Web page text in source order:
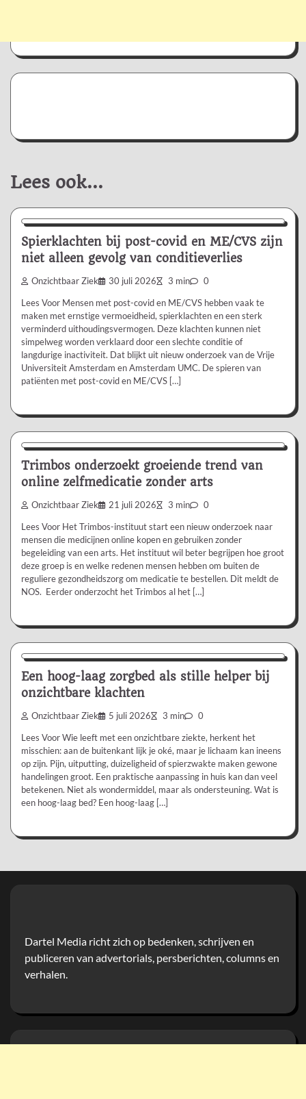
Lees ook...
Nieuws/Informatie
Spierklachten bij post-covid en ME/CVS zijn
niet alleen gevolg van conditieverlies
Onzichtbaar Ziek 30 juli 2026 3 min 0
Lees Voor Mensen met post-covid en ME/CVS hebben vaak te
maken met ernstige vermoeidheid, spierklachten en een sterk
verminderd uithoudingsvermogen. Deze klachten kunnen niet
simpelweg worden verklaard door een slechte conditie of
langdurige inactiviteit. Dat blijkt uit nieuw onderzoek van de Vrije
Universiteit Amsterdam en Amsterdam UMC. De spieren van
patiënten met post-covid en ME/CVS […]
Nieuws/Informatie
Trimbos onderzoekt groeiende trend van
online zelfmedicatie zonder arts
Onzichtbaar Ziek 21 juli 2026 3 min 0
Lees Voor Het Trimbos-instituut start een nieuw onderzoek naar
mensen die medicijnen online kopen en gebruiken zonder
begeleiding van een arts. Het instituut wil beter begrijpen hoe groot
deze groep is en welke redenen mensen hebben om buiten de
reguliere gezondheidszorg om medicatie te bestellen. Dit meldt de
NOS. Eerder onderzocht het Trimbos al het […]
Aanbevolen
Een hoog-laag zorgbed als stille helper bij
onzichtbare klachten
Onzichtbaar Ziek 5 juli 2026 3 min 0
Lees Voor Wie leeft met een onzichtbare ziekte, herkent het
misschien: aan de buitenkant lijk je oké, maar je lichaam kan ineens
op zijn. Pijn, uitputting, duizeligheid of spierzwakte maken gewone
handelingen groot. Een praktische aanpassing in huis kan dan veel
betekenen. Niet als wondermiddel, maar als ondersteuning. Wat is
een hoog-laag bed? Een hoog-laag […]
Dartel Media richt zich op bedenken, schrijven en
publiceren van advertorials, persberichten, columns en
verhalen.